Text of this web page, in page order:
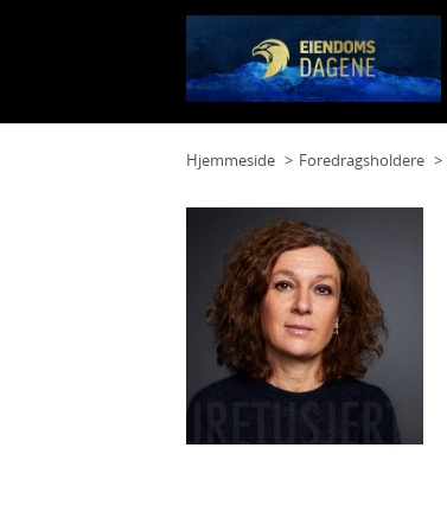
Hjemmeside Foredragsholdere